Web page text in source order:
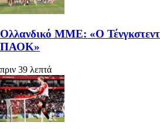
Ολλανδικό ΜΜΕ: «Ο Τένγκστεντ
ΠΑΟΚ»
πριν 39 λεπτά